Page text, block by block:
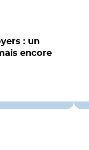
: un
encore